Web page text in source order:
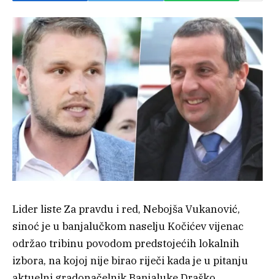
Lider liste Za pravdu i red, Nebojša Vukanović,
sinoć je u banjalučkom naselju Kočićev vijenac
održao tribinu povodom predstojećih lokalnih
izbora, na kojoj nije birao riječi kada je u pitanju